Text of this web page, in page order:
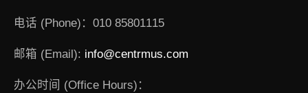
电话 (Phone)：010 85801115
邮箱 (Email): info@centrmus.com
办公时间 (Office Hours)：